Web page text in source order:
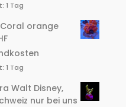
1 Tag
orange
1 Tag
Walt Disney,
nur bei uns